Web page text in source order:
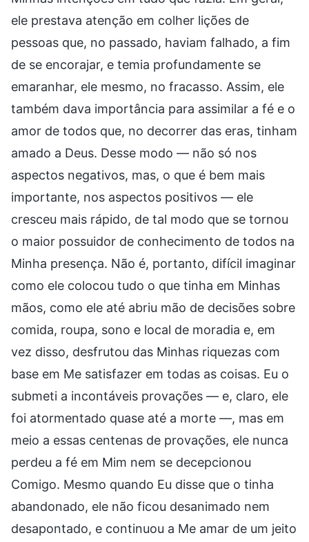
ele prestava atenção em colher lições de
pessoas que, no passado, haviam falhado, a fim
de se encorajar, e temia profundamente se
emaranhar, ele mesmo, no fracasso. Assim, ele
também dava importância para assimilar a fé e o
amor de todos que, no decorrer das eras, tinham
amado a Deus. Desse modo — não só nos
aspectos negativos, mas, o que é bem mais
importante, nos aspectos positivos — ele
cresceu mais rápido, de tal modo que se tornou
o maior possuidor de conhecimento de todos na
Minha presença. Não é, portanto, difícil imaginar
como ele colocou tudo o que tinha em Minhas
mãos, como ele até abriu mão de decisões sobre
comida, roupa, sono e local de moradia e, em
vez disso, desfrutou das Minhas riquezas com
base em Me satisfazer em todas as coisas. Eu o
submeti a incontáveis provações — e, claro, ele
foi atormentado quase até a morte —, mas em
meio a essas centenas de provações, ele nunca
perdeu a fé em Mim nem se decepcionou
Comigo. Mesmo quando Eu disse que o tinha
abandonado, ele não ficou desanimado nem
desapontado, e continuou a Me amar de um jeito